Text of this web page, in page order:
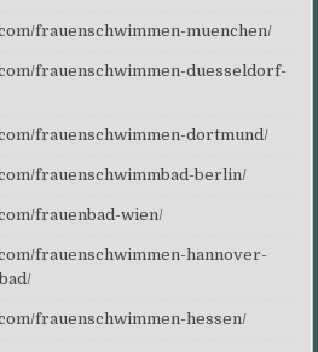
frauenschwimmen-muenchen/
frauenschwimmen-duesseldorf-
frauenschwimmen-dortmund/
frauenschwimmbad-berlin/
frauenbad-wien/
frauenschwimmen-hannover-
frauenschwimmen-hessen/